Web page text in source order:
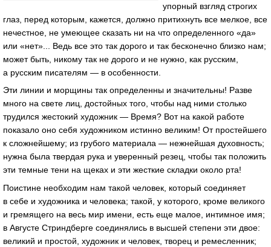
упорный взгляд строгих
глаз, перед которым, кажется, должно притихнуть все мелкое, все
нечестное, не умеющее сказать ни на что определенного «да»
или «нет»... Ведь все это так дорого и так бесконечно близко нам;
может быть, никому так не дорого и не нужно, как русским,
а русским писателям — в особенности.
Эти линии и морщины так определенны и значительны! Разве
много на свете лиц, достойных того, чтобы над ними столько
трудился жестокий художник — Время? Вот на какой работе
показало оно себя художником истинно великим! От простейшего
к сложнейшему; из грубого материала — нежнейшая духовность;
нужна была твердая рука и уверенный резец, чтобы так положить
эти темные тени на щеках и эти жесткие складки около рта!
Поистине необходим нам такой человек, который соединяет
в себе и художника и человека; такой, у которого, кроме великого
и гремящего на весь мир имени, есть еще малое, интимное имя;
в Августе Стриндберге соединялись в высшей степени эти двое:
великий и простой, художник и человек, творец и ремесленник;